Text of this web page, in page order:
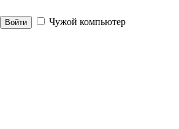
Войти
Чужой компьютер